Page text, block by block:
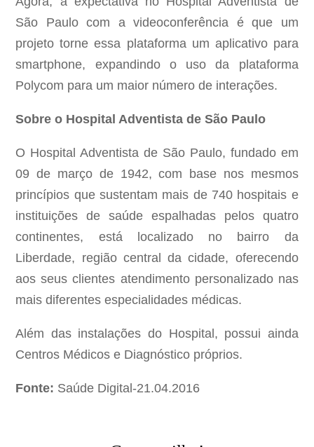
São Paulo com a videoconferência é que um
projeto torne essa plataforma um aplicativo para
smartphone, expandindo o uso da plataforma
Polycom para um maior número de interações.
Sobre o Hospital Adventista de São Paulo
O Hospital Adventista de São Paulo, fundado em
09 de março de 1942, com base nos mesmos
princípios que sustentam mais de 740 hospitais e
instituições de saúde espalhadas pelos quatro
continentes, está localizado no bairro da
Liberdade, região central da cidade, oferecendo
aos seus clientes atendimento personalizado nas
mais diferentes especialidades médicas.
Além das instalações do Hospital, possui ainda
Centros Médicos e Diagnóstico próprios.
Fonte: Saúde Digital-21.04.2016